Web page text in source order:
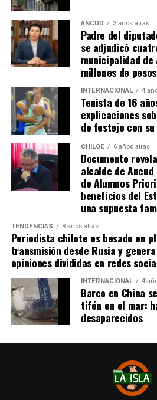
“Efectivamente al interpretar el
Contraloría, si bien es cierto,
sanear sitios, sobre la
sector rural específicamente,
precisiones y van a ser más
ocupación material, es decir, la
sanear tiene que tener un
sobre el sitio, tiene que estar
estar conectado idealmente a
idealmente a agua potable, luz
dominio de ocupación material
como lo dice la Ley”,recalcó el
provincia de Chiloé.
Cabe recordar que el consejero
planteado esta inquietud el
Consejo Regional, logrando el
consejeros para oficiar al
la Seremi de Bienes Nacionales
El personero indicó que la
Contraloría había generado una
contradicción entre ministerios,
Ministerio de Bienes Nacionales
llamaba a postular a subsidios
recalcando que para acceder a
ANCUD 3 años atras
Padre del
se adjudicó
municipalidad
millones de pesos
INTERNACIONAL 4
Tenista de 16
explicaciones
de festejo con su
CHILOE 6 años atras
Documento
alcalde de
de Alumnos
beneficios del
una supuesta
TENDENCIAS 8 años atras
Periodista chilote es besado en
transmisión desde Rusia y genera
opiniones divididas en redes
INTERNACIONAL 4
Barco en China
tifón en el mar:
desaparecidos